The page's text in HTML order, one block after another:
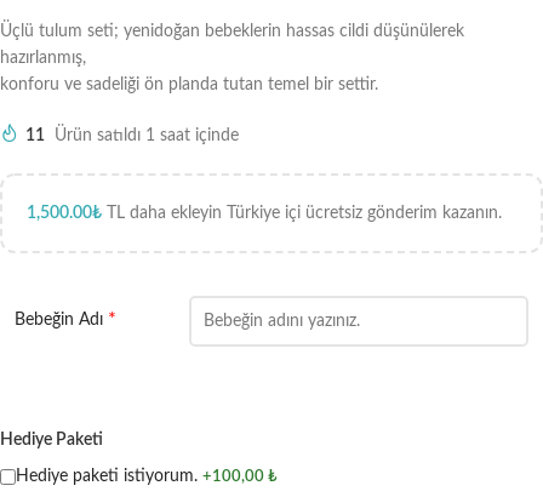
Üçlü tulum seti; yenidoğan bebeklerin hassas cildi düşünülerek
hazırlanmış,
konforu ve sadeliği ön planda tutan temel bir settir.
11 Ürün satıldı 1 saat içinde
1,500.00₺ TL daha ekleyin Türkiye içi ücretsiz gönderim kazanın.
Bebeğin Adı *
Hediye Paketi
Hediye paketi istiyorum. +100,00 ₺